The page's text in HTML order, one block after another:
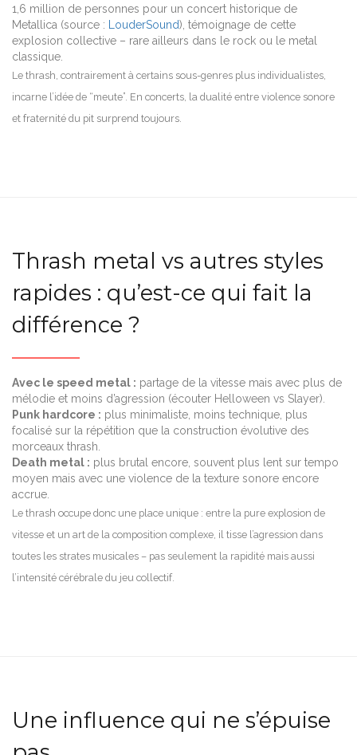
1,6 million de personnes pour un concert historique de
Metallica (source :
LouderSound), témoignage de cette
explosion collective – rare ailleurs dans le rock ou le metal
classique.
Le thrash, contrairement à certains sous-genres plus individualistes,
incarne l’idée de “meute”. En concerts, la dualité entre violence sonore
et fraternité du pit surprend toujours.
Thrash metal vs autres styles
rapides : qu’est-ce qui fait la
différence ?
Avec le speed metal : partage de la vitesse mais avec plus de
mélodie et moins d’agression (écouter Helloween vs Slayer).
Punk hardcore : plus minimaliste, moins technique, plus
focalisé sur la répétition que la construction évolutive des
morceaux thrash.
Death metal : plus brutal encore, souvent plus lent sur tempo
moyen mais avec une violence de la texture sonore encore
accrue.
Le thrash occupe donc une place unique : entre la pure explosion de
vitesse et un art de la composition complexe, il tisse l’agression dans
toutes les strates musicales – pas seulement la rapidité mais aussi
l’intensité cérébrale du jeu collectif.
Une influence qui ne s’épuise